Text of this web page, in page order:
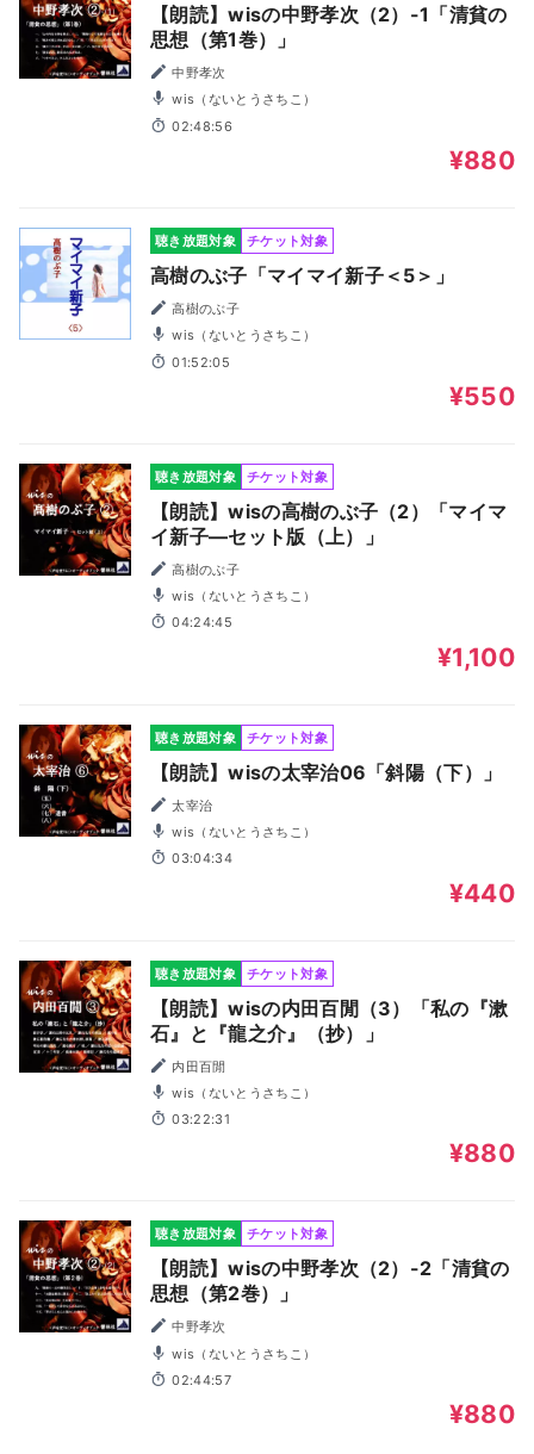
【朗読】wisの中野孝次（2）-1「清貧の
思想（第1巻）」
中野孝次
wis（ないとうさちこ）
02:48:56
¥880
聴き放題対象 チケット対象
高樹のぶ子「マイマイ新子＜5＞」
高樹のぶ子
wis（ないとうさちこ）
01:52:05
¥550
聴き放題対象 チケット対象
【朗読】wisの高樹のぶ子（2）「マイマ
イ新子―セット版（上）」
高樹のぶ子
wis（ないとうさちこ）
04:24:45
¥1,100
聴き放題対象 チケット対象
【朗読】wisの太宰治06「斜陽（下）」
太宰治
wis（ないとうさちこ）
03:04:34
¥440
聴き放題対象 チケット対象
【朗読】wisの内田百閒（3）「私の『漱
石』と『龍之介』（抄）」
内田百閒
wis（ないとうさちこ）
03:22:31
¥880
聴き放題対象 チケット対象
【朗読】wisの中野孝次（2）-2「清貧の
思想（第2巻）」
中野孝次
wis（ないとうさちこ）
02:44:57
¥880